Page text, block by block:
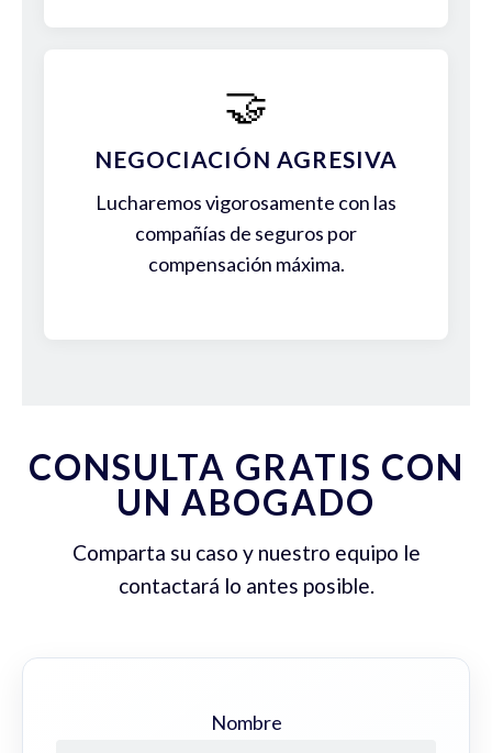
🤝
NEGOCIACIÓN AGRESIVA
Lucharemos vigorosamente con las
compañías de seguros por
compensación máxima.
CONSULTA GRATIS CON
UN ABOGADO
Comparta su caso y nuestro equipo le
contactará lo antes posible.
Nombre